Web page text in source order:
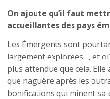
On ajoute qu’il faut
accueillantes des pays
Les Émergents sont
largement explorées…, et où
plus attendue que cela. Elle
que naguère après les
bonifications qui minent sa